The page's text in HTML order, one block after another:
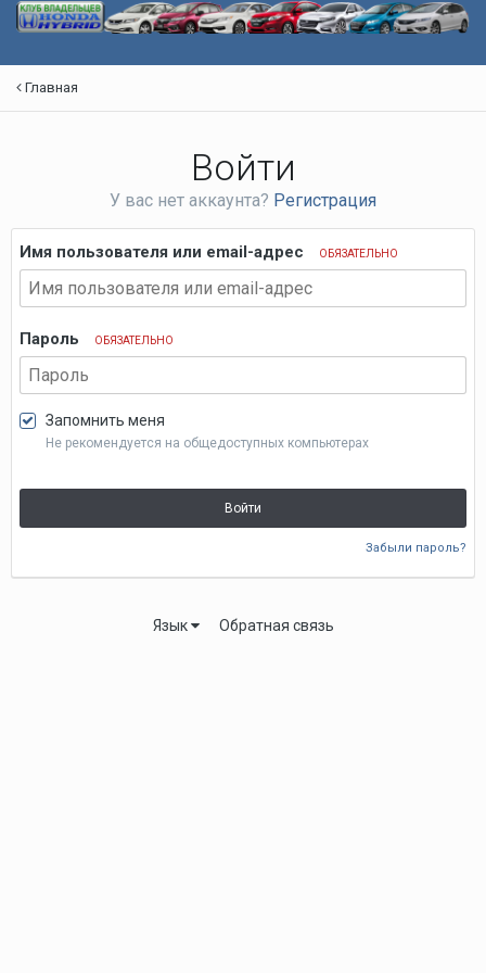
Главная
Войти
У вас нет аккаунта? Регистрация
Имя пользователя или email-адрес ОБЯЗАТЕЛЬНО
Пароль ОБЯЗАТЕЛЬНО
Запомнить меня
Не рекомендуется на общедоступных компьютерах
Войти
Забыли пароль?
Язык Обратная связь